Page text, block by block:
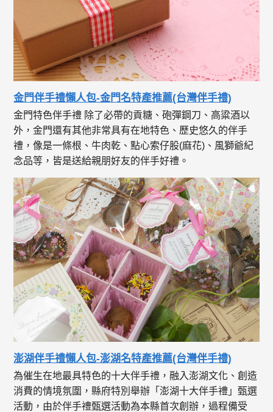
金門伴手禮懶人包-金門名特產推薦(台灣伴手禮)
金門特色伴手禮 除了必帶的貢糖、砲彈鋼刀、高粱酒以
外，金門還有其他非常具有在地特色、歷史悠久的伴手
禮，像是一條根、牛肉乾、點心索仔股(麻花)、風獅爺紀
念品等，皆是送給親朋好友的伴手好禮。
澎湖伴手禮懶人包-澎湖名特產推薦(台灣伴手禮)
為催生在地最具特色的十大伴手禮，融入澎湖文化、創造
消費的情境氛圍，縣府特別舉辦「澎湖十大伴手禮」甄選
活動，由於伴手禮甄選活動為本縣首次創辦，過程備受